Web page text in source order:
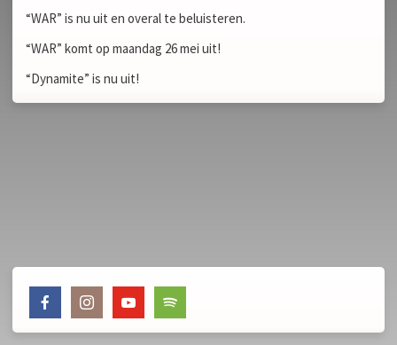
“WAR” is nu uit en overal te beluisteren.
“WAR” komt op maandag 26 mei uit!
“Dynamite” is nu uit!